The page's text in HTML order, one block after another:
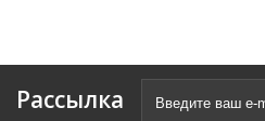
Рассылка